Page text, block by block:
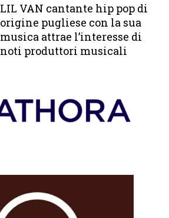
LIL VAN cantante hip pop di
origine pugliese con la sua
musica attrae l’interesse di
noti produttori musicali